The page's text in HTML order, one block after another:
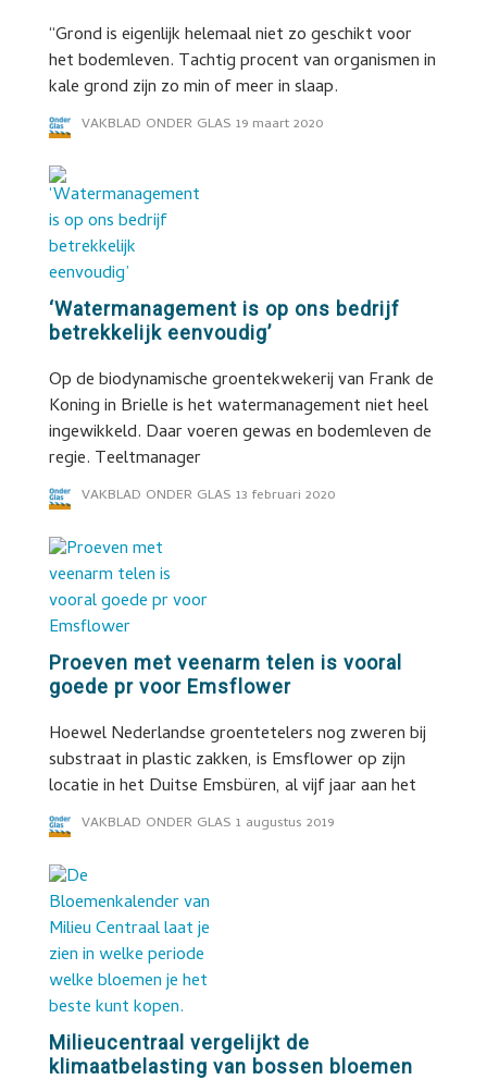
“Grond is eigenlijk helemaal niet zo geschikt voor
het bodemleven. Tachtig procent van organismen in
kale grond zijn zo min of meer in slaap.
VAKBLAD ONDER GLAS 19 maart 2020
‘Watermanagement is op ons bedrijf
betrekkelijk eenvoudig’
Op de biodynamische groentekwekerij van Frank de
Koning in Brielle is het watermanagement niet heel
ingewikkeld. Daar voeren gewas en bodemleven de
regie. Teeltmanager
VAKBLAD ONDER GLAS 13 februari 2020
Proeven met veenarm telen is vooral
goede pr voor Emsflower
Hoewel Nederlandse groentetelers nog zweren bij
substraat in plastic zakken, is Emsflower op zijn
locatie in het Duitse Emsbüren, al vijf jaar aan het
VAKBLAD ONDER GLAS 1 augustus 2019
Milieucentraal vergelijkt de
klimaatbelasting van bossen bloemen